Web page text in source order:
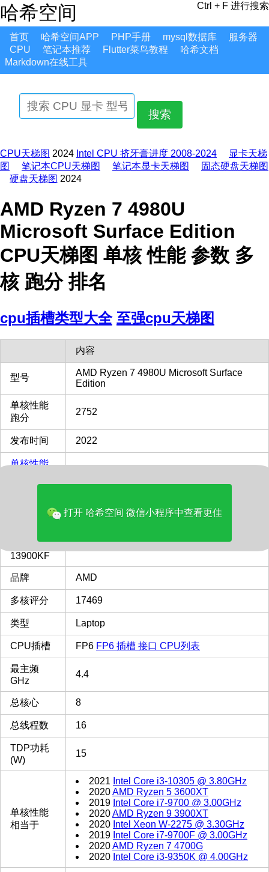
哈希空间 Ctrl + F 进行搜索
首页 哈希空间APP PHP手册 mysql数据库
服务器
CPU
笔记本推荐 Flutter菜鸟教程
哈希文档
Markdown在线工具
搜索
CPU天梯图 2024 Intel CPU 挤牙膏进度 2008-2024
显卡天梯
图
笔记本CPU天梯图 笔记本显卡天梯图
固态硬盘天梯图
硬盘天梯图 2024
AMD Ryzen 7 4980U
Microsoft Surface Edition
CPU天梯图 单核 性能 参数 多
核 跑分 排名
cpu插槽类型大全 至强cpu天梯图
内容
型号
AMD Ryzen 7 4980U Microsoft Surface
Edition
单核性能
跑分
2752
发布时间 2022
单核性能
Intel i9-
Intel i9-
13900KF
品牌 AMD
多核评分 17469
类型 Laptop
CPU插槽 FP6 FP6 插槽 接口 CPU列表
最主频
GHz
4.4
总核心 8
总线程数 16
TDP功耗
(W)
15
单核性能
相当于
2021 Intel Core i3-10305 @ 3.80GHz
2020AMD Ryzen 5 3600XT
2019 Intel Core i7-9700 @ 3.00GHz
2020AMD Ryzen 9 3900XT
2020 Intel Xeon W-2275 @ 3.30GHz
2019 Intel Core i7-9700F @ 3.00GHz
2020AMD Ryzen 7 4700G
2020 Intel Core i3-9350K @ 4.00GHz
打开 哈希空间 微信小程序中查看更佳